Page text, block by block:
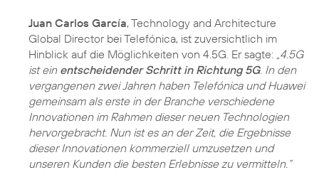
Juan Carlos García, Technology and Architecture
Global Director bei Telefónica, ist zuversichtlich im
Hinblick auf die Möglichkeiten von 4.5G. Er sagte: „4.5G
ist ein entscheidender Schritt in Richtung 5G. In den
vergangenen zwei Jahren haben Telefónica und Huawei
gemeinsam als erste in der Branche verschiedene
Innovationen im Rahmen dieser neuen Technologien
hervorgebracht. Nun ist es an der Zeit, die Ergebnisse
dieser Innovationen kommerziell umzusetzen und
unseren Kunden die besten Erlebnisse zu vermitteln.“